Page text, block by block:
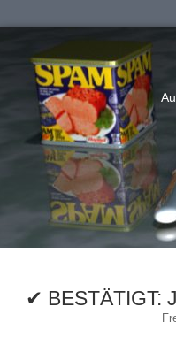
✔ BESTÄTIGT: